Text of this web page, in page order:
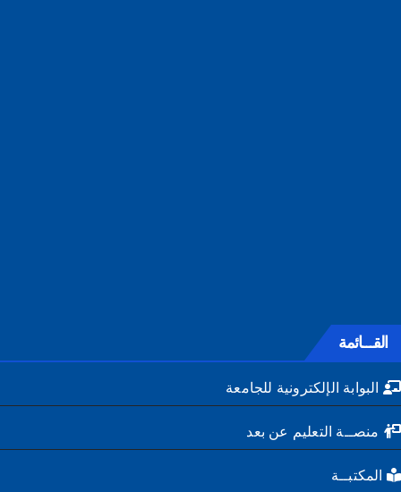
القـــائمة
البوابة الإلكترونية للجامعة
منصــة التعليم عن بعد
المكتبــة